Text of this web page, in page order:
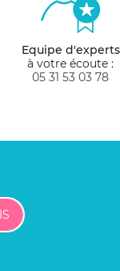
Equipe d'experts
à votre écoute :
05 31 53 03 78